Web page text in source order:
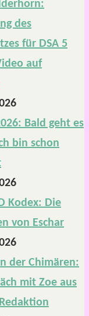
des
für DSA 5
auf
Bald geht es
bin schon
Kodex: Die
von Eschar
der Chimären:
mit Zoe aus